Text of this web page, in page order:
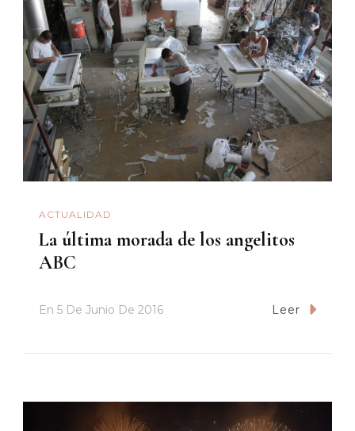
ACTUALIDAD
La última morada de los angelitos
ABC
En 5 De Junio De 2016 Leer